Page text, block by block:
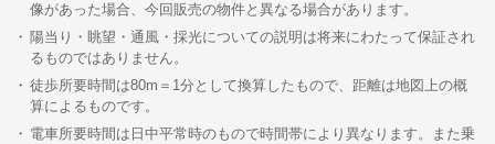
像があった場合、今回販売の物件と異なる場合があります。
陽当り・眺望・通風・採光についての説明は将来にわたって保証され
るものではありません。
徒歩所要時間は80m＝1分として換算したもので、距離は地図上の概
算によるものです。
電車所要時間は日中平常時のもので時間帯により異なります。また乗